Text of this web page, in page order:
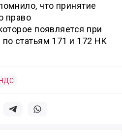
что принятие
право
появляется при
статьям 171 и 172 НК
НДС
Поделиться в телеграм
Поделиться в whatsapp